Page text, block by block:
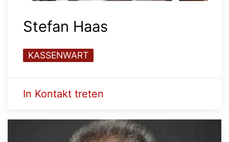
Stefan Haas
KASSENWART
In Kontakt treten